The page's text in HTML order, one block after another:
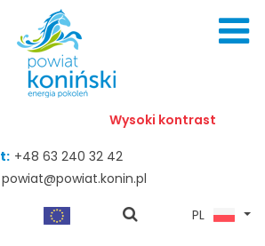
Wysoki kontrast
t: +48 63 240 32 42
powiat@powiat.konin.pl
pokaż
PL